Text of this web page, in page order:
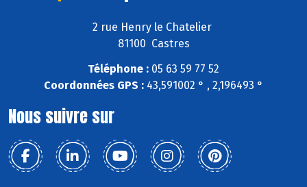
2 rue Henry le Chatelier
81100 Castres
Téléphone : 05 63 59 77 52
Coordonnées GPS : 43,591002 ° , 2,196493 °
Nous suivre sur